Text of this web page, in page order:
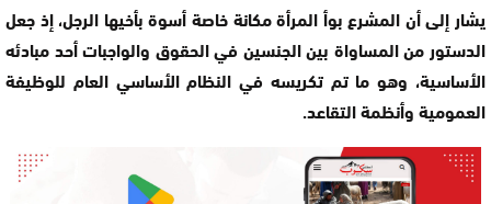
يشار إلى أن المشرع بوأ المرأة مكانة خاصة أسوة بأخيها الرجل، إذ جعل
الدستور من المساواة بين الجنسين في الحقوق والواجبات أحد مبادئه
الأساسية، وهو ما تم تكريسه في النظام الأساسي العام للوظيفة
العمومية وأنظمة التقاعد.